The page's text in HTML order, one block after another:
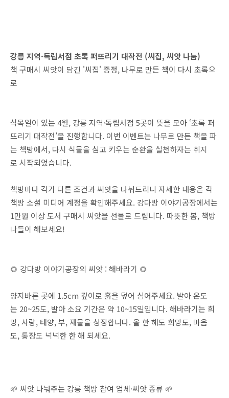
강릉 지역·독립서점 초록 퍼뜨리기 대작전 (씨집, 씨앗 나눔)
책 구매시 씨앗이 담긴 '씨집' 증정, 나무로 만든 책이 다시 초록으
로
식목일이 있는 4월, 강릉 지역·독립서점 5곳이 뜻을 모아 ‘초록 퍼
뜨리기 대작전’을 진행합니다. 이번 이벤트는 나무로 만든 책을 파
는 책방에서, 다시 식물을 심고 키우는 순환을 실천하자는 취지
로 시작되었습니다.
책방마다 각기 다른 조건과 씨앗을 나눠드리니 자세한 내용은 각
책방 소셜 미디어 계정을 확인해주세요. 강다방 이야기공장에서는
1만원 이상 도서 구매시 씨앗을 선물로 드립니다. 따뜻한 봄, 책방
나들이 해보세요!
🌻 강다방 이야기공장의 씨앗 : 해바라기 🌻
양지바른 곳에 1.5cm 깊이로 흙을 덮어 심어주세요. 발아 온도
는 20~25도, 발아 소요 기간은 약 10~15일입니다. 해바라기는 희
망, 사랑, 태양, 부, 재물을 상징합니다. 올 한 해도 희망도, 마음
도, 통장도 넉넉한 한 해 되세요.
🌱 씨앗 나눠주는 강릉 책방 참여 업체·씨앗 종류 🌱